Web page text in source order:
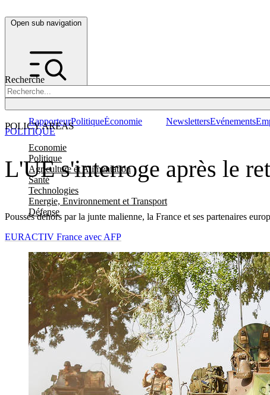
Open sub navigation
Recherche
POLICY AREAS
Economie
Politique
Agriculture et Alimentation
Santé
Technologies
Energie, Environnement et Transport
Défense
RapporteurPolitiqueÉconomie NewslettersEvénements
L'UE s'interroge après le
Poussés dehors par la junte malienne, la France et ses partenaires
POLITIQUE
EURACTIV France avec AFP